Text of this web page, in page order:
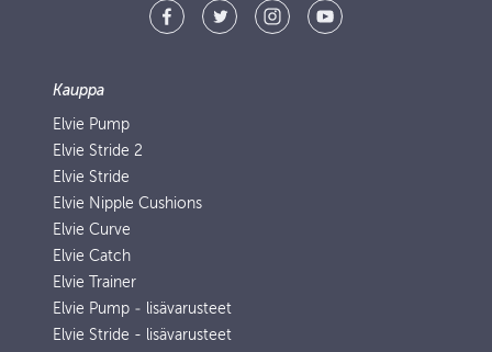
Kauppa
Elvie Pump
Elvie Stride 2
Elvie Stride
Elvie Nipple Cushions
Elvie Curve
Elvie Catch
Elvie Trainer
Elvie Pump ‑ lisävarusteet
Elvie Stride - lisävarusteet